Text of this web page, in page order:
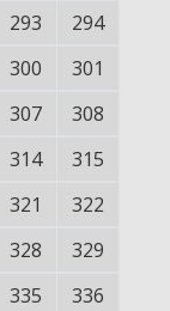
293
294
300
301
307
308
314
315
321
322
328
329
335
336